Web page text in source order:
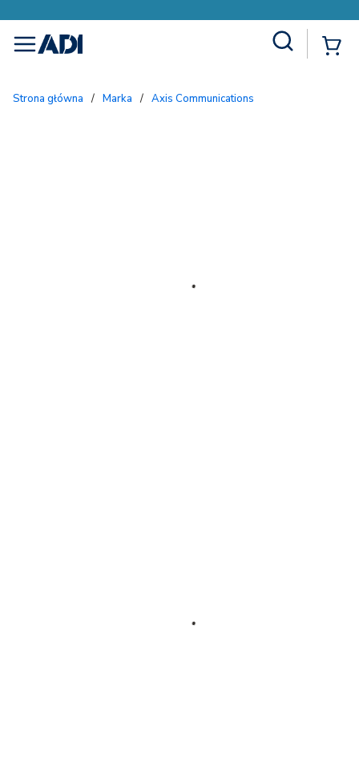
menu
Strona główna / Marka / Axis Communications